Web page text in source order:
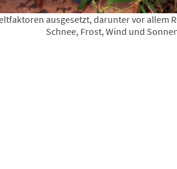
ausgesetzt, darunter vor allem
Schnee, Frost, Wind und